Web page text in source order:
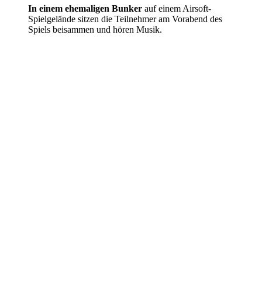
In einem ehemaligen Bunker auf einem Airsoft-
Spielgelände sitzen die Teilnehmer am Vorabend des
Spiels beisammen und hören Musik.